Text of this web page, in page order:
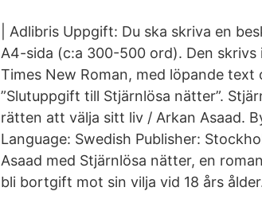
| Adlibris Uppgift: Du ska skriva en
A4-sida (c:a 300-500 ord). Den
Times New Roman, med löpande
”Slutuppgift till Stjärnlösa nätter”.
rätten att välja sitt liv / Arkan Asaad.
Language: Swedish Publisher:
Asaad med Stjärnlösa nätter, en
bli bortgift mot sin vilja vid 18 års